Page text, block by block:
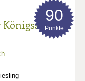
Königsschild
90
Punkte